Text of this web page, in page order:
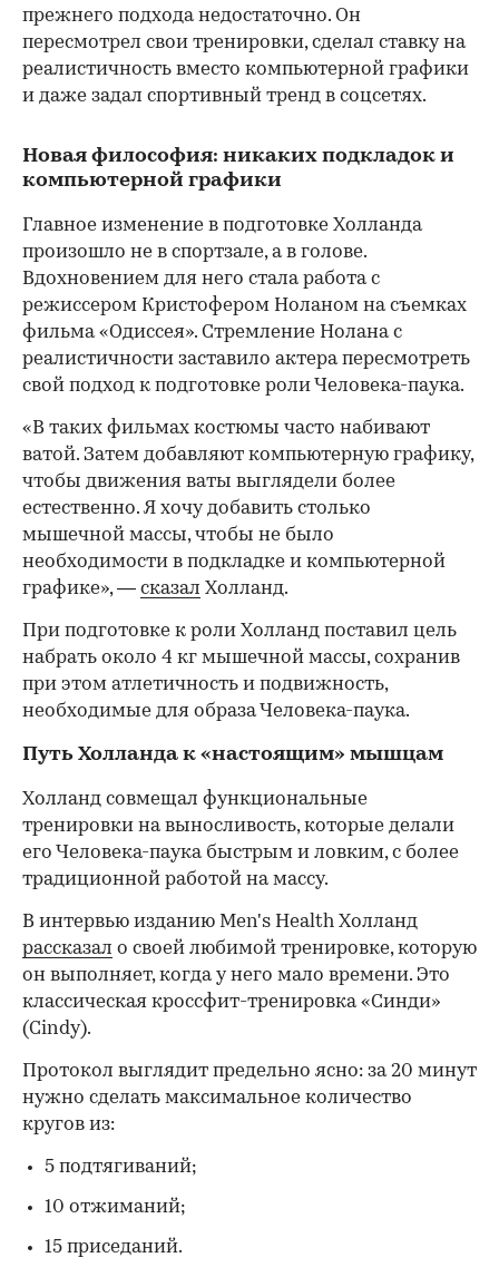
прежнего подхода недостаточно. Он
пересмотрел свои тренировки, сделал ставку на
реалистичность вместо компьютерной графики
и даже задал спортивный тренд в соцсетях.
00:00 / 00:00
Новая философия: никаких подкладок и
компьютерной графики
Главное изменение в подготовке Холланда
произошло не в спортзале, а в голове.
Вдохновением для него стала работа с
режиссером Кристофером Ноланом на съемках
фильма «Одиссея». Стремление Нолана с
реалистичности заставило актера пересмотреть
свой подход к подготовке роли Человека-паука.
«В таких фильмах костюмы часто набивают
ватой. Затем добавляют компьютерную графику,
чтобы движения ваты выглядели более
естественно. Я хочу добавить столько
мышечной массы, чтобы не было
необходимости в подкладке и компьютерной
графике», — сказал Холланд.
При подготовке к роли Холланд поставил цель
набрать около 4 кг мышечной массы, сохранив
при этом атлетичность и подвижность,
необходимые для образа Человека-паука.
Путь Холланда к «настоящим» мышцам
Холланд совмещал функциональные
тренировки на выносливость, которые делали
его Человека-паука быстрым и ловким, с более
традиционной работой на массу.
В интервью изданию Men's Health Холланд
рассказал о своей любимой тренировке, которую
он выполняет, когда у него мало времени. Это
классическая кроссфит-тренировка «Синди»
(Cindy).
Протокол выглядит предельно ясно: за 20 минут
нужно сделать максимальное количество
кругов из:
5 подтягиваний;
10 отжиманий;
15 приседаний.